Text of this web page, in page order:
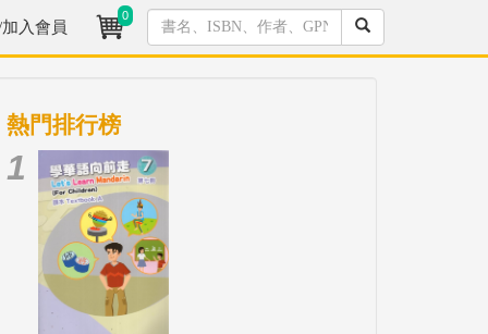
入會員
0
熱門排行榜
1